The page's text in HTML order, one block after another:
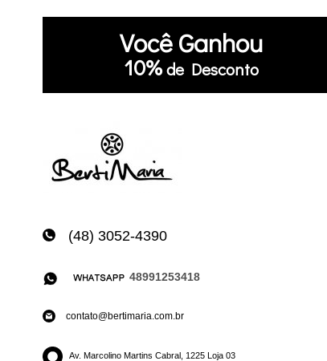
VocêGanhou
10%de Desconto
(48) 3052-4390
48991253418
contato@bertimaria.com.br
Av. Marcolino Martins Cabral, 1225 Loja 03